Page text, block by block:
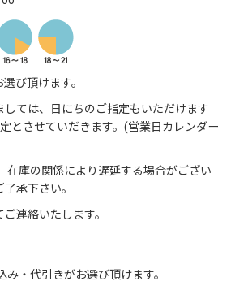
び頂けます。
ては、日にちのご指定もいただけます
とさせていだきます。(営業日カレンダー
在庫の関係により遅延する場合がござい
承下さい。
連絡いたします。
・代引きがお選び頂けます。